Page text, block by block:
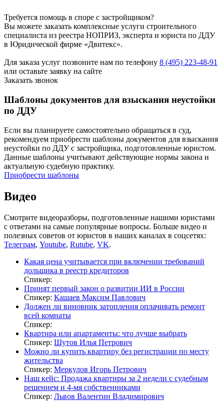
Требуется помощь в споре с застройщиком?
Вы можете заказать комплексные услуги строительного
специалиста из реестра НОПРИЗ, эксперта и юриста по ДДУ
в Юридической фирме «Двитекс».
Для заказа услуг позвоните нам по телефону 8 (495) 223-48-91
или оставьте заявку на сайте
Заказать звонок
Шаблоны документов для взыскания неустойки
по ДДУ
Если вы планируете самостоятельно обращаться в суд,
рекомендуем приобрести шаблоны документов для взыскания
неустойки по ДДУ с застройщика, подготовленные юристом.
Данные шаблоны учитывают действующие нормы закона и
актуальную судебную практику.
Приобрести шаблоны
Видео
Смотрите видеоразборы, подготовленные нашими юристами
с ответами на самые популярные вопросы. Больше видео и
полезных советов от юристов в наших каналах в соцсетях:
Телеграм, Youtube, Rutube, VK.
Какая цена учитывается при включении требований
дольщика в реестр кредиторов
Спикер:
Принят первый закон о развитии ИИ в России
Спикер: Кашаев Максим Павлович
Должен ли виновник затопления оплачивать ремонт
всей комнаты
Спикер:
Квартира или апартаменты: что лучше выбрать
Спикер: Шутов Илья Петрович
Можно ли купить квартиру без регистрации по месту
жительства
Спикер: Меркулов Игорь Петрович
Наш кейс: Продажа квартиры за 2 недели с судебным
решением и 4-мя собственниками
Спикер: Львов Валентин Владимирович